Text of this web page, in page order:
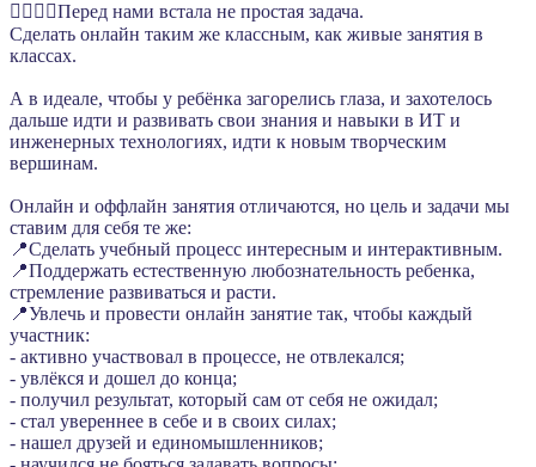
🦸‍♂️🦸‍♀️Перед нами встала не простая задача.
Сделать онлайн таким же классным, как живые занятия в
классах.
А в идеале, чтобы у ребёнка загорелись глаза, и захотелось
дальше идти и развивать свои знания и навыки в ИТ и
инженерных технологиях, идти к новым творческим
вершинам.
Онлайн и оффлайн занятия отличаются, но цель и задачи мы
ставим для себя те же:
📍Сделать учебный процесс интересным и интерактивным.
📍Поддержать естественную любознательность ребенка,
стремление развиваться и расти.
📍Увлечь и провести онлайн занятие так, чтобы каждый
участник:
- активно участвовал в процессе, не отвлекался;
- увлёкся и дошел до конца;
- получил результат, который сам от себя не ожидал;
- стал увереннее в себе и в своих силах;
- нашел друзей и единомышленников;